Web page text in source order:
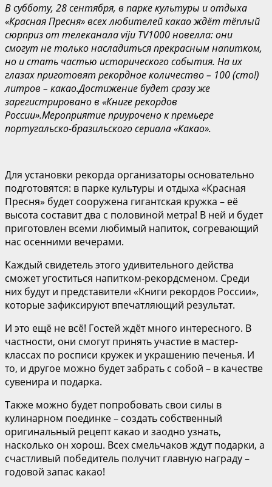
В субботу, 28 сентября, в парке культуры и отдыха
«Красная Пресня» всех любителей какао ждёт тёплый
сюрприз от телеканала viju TV1000 новелла: они
смогут не только насладиться прекрасным напитком,
но истать частью исторического события. На их
глазах приготовят рекордное количество– 100 (сто!)
литров – какао.Достижение будет сразу же
зарегистрировано в «Книге рекордов
России».Мероприятие приурочено к премьере
португальско-бразильского сериала«Какао».
Для установки рекорда организаторы основательно
подготовятся: в парке культуры и отдыха «Красная
Пресня» будет сооружена гигантская кружка – её
высота составит два с половиной метра! В ней и будет
приготовлен всеми любимый напиток, согревающий
нас осенними вечерами.
Каждый свидетель этого удивительного действа
сможет угоститься напитком-рекордсменом. Среди
них будут и представители «Книги рекордов России»,
которые зафиксируют впечатляющий результат.
И это ещё не всё! Гостей ждёт много интересного. В
частности, они смогут принять участие в мастер-
классах по росписи кружек и украшению печенья. И
то, и другое можно будет забрать с собой – в качестве
сувенира и подарка.
Также можно будет попробовать свои силы в
кулинарном поединке – создать собственный
оригинальный рецепт какао и заодно узнать,
насколько он хорош. Всех смельчаков ждут подарки, а
счастливый победитель получит главную награду –
годовой запас какао!